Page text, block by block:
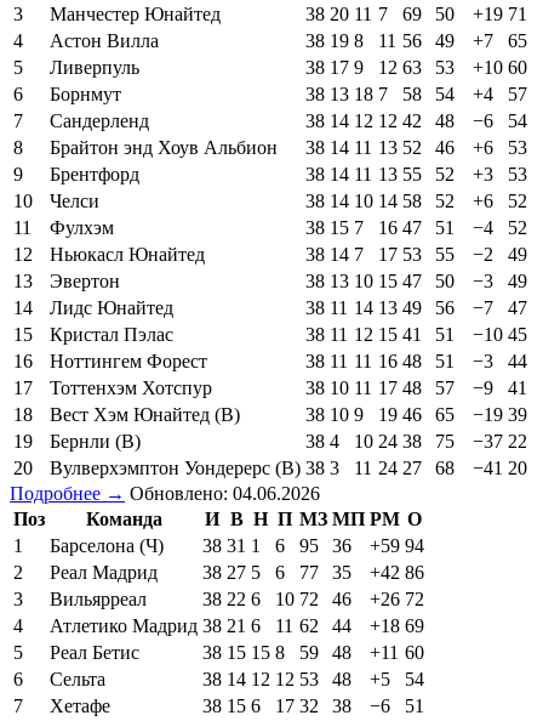
3
Манчестер Юнайтед 38 20 11 7 69 50 +19 71
4
Астон Вилла 38 19 8 11 56 49 +7
65
5
Ливерпуль 38 17 9 12 63 53 +10 60
6
Борнмут 38 13 18 7 58 54 +4
57
7
Сандерленд 38 14 12 12 42 48 −6
54
8
Брайтон энд Хоув Альбион 38 14 11 13 52 46 +6
53
9
Брентфорд 38 14 11 13 55 52 +3
53
10
Челси 38 14 10 14 58 52 +6
52
11
Фулхэм 38 15 7 16 47 51 −4
52
12
Ньюкасл Юнайтед 38 14 7 17 53 55 −2
49
13
Эвертон 38 13 10 15 47 50 −3
49
14
Лидс Юнайтед 38 11 14 13 49 56 −7
47
15
Кристал Пэлас 38 11 12 15 41 51 −10 45
16
Ноттингем Форест 38 11 11 16 48 51 −3
44
17
Тоттенхэм Хотспур 38 10 11 17 48 57 −9
41
18
Вест Хэм Юнайтед (В) 38 10 9 19 46 65 −19 39
19
Бернли (В) 38 4 10 24 38 75 −37 22
20
Вулверхэмптон Уондерерс (В) 38 3 11 24 27 68 −41 20
Подробнее → Обновлено: 04.06.2026
Поз
Команда И В Н П МЗ МП РМ О
1
Барселона (Ч) 38 31 1 6 95 36 +59 94
2
Реал Мадрид 38 27 5 6 77 35 +42 86
3
Вильярреал 38 22 6 10 72 46 +26 72
4
Атлетико Мадрид 38 21 6 11 62 44 +18 69
5
Реал Бетис 38 15 15 8 59 48 +11 60
6
Сельта 38 14 12 12 53 48 +5
54
7
Хетафе 38 15 6 17 32 38 −6
51